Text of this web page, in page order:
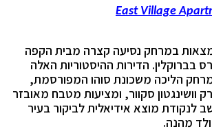
East Village
במרחק נסיעה קצרה מבית הקפה
בברוקלין. הדירות ההיסטוריות האלה
הליכה משכונת סוהו המפורסמת,
וושינגטון סקוור, ומציעות מטבח מאובזר
לנקודת מוצא אידיאלית לביקור בעיר
מהנה.